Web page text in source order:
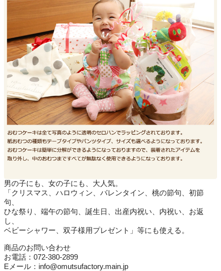
男の子にも、女の子にも、大人気。
「クリスマス、ハロウィン、バレンタイン、桃の節句、初節
句、
ひな祭り、端午の節句、誕生日、出産内祝い、内祝い、お返
し、
ベビーシャワー、双子様用プレゼント」等にも使える。
商品のお問い合わせ
お電話：072-380-2899
Eメール：info@omutsufactory.main.jp